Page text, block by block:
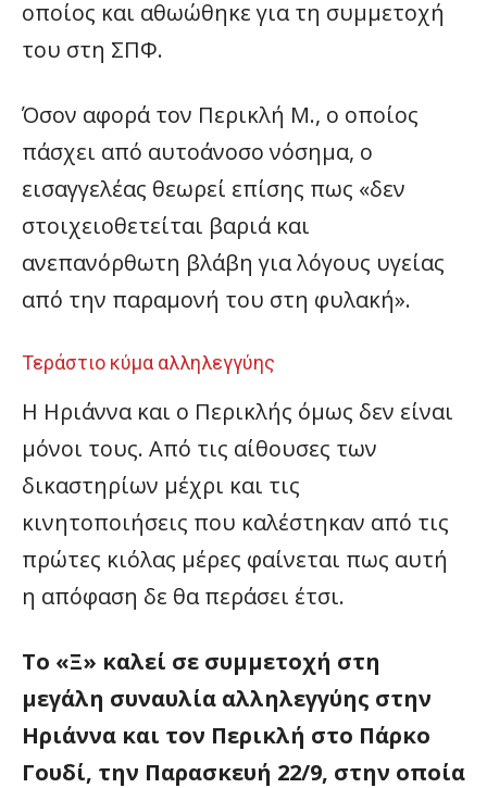
οποίος και αθωώθηκε για τη συμμετοχή
του στη ΣΠΦ.
Όσον αφορά τον Περικλή Μ., ο οποίος
πάσχει από αυτοάνοσο νόσημα, ο
εισαγγελέας θεωρεί επίσης πως «δεν
στοιχειοθετείται βαριά και
ανεπανόρθωτη βλάβη για λόγους υγείας
από την παραμονή του στη φυλακή».
Τεράστιο κύμα αλληλεγγύης
Η Ηριάννα και ο Περικλής όμως δεν είναι
μόνοι τους. Από τις αίθουσες των
δικαστηρίων μέχρι και τις
κινητοποιήσεις που καλέστηκαν από τις
πρώτες κιόλας μέρες φαίνεται πως αυτή
η απόφαση δε θα περάσει έτσι.
Το «Ξ» καλεί σε συμμετοχή στη
μεγάλη συναυλία αλληλεγγύης στην
Ηριάννα και τον Περικλή στο Πάρκο
Γουδί, την Παρασκευή 22/9, στην οποία